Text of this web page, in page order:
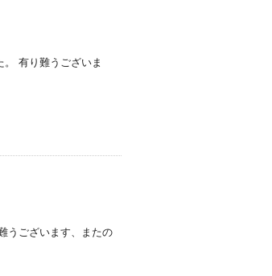
有り難うございま
うございます、またの